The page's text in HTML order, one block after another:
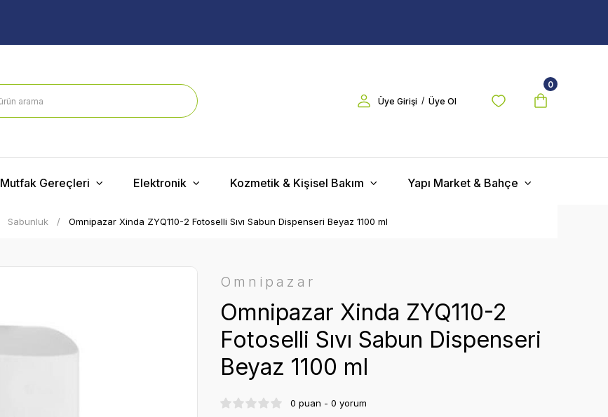
Üye Girişi / Üye Ol
0
Mutfak Gereçleri Elektronik Kozmetik & Kişisel Bakım Yapı Market & Bahçe
Sabunluk Omnipazar Xinda ZYQ110-2 Fotoselli Sıvı Sabun Dispenseri Beyaz 1100 ml
Omnipazar
Omnipazar Xinda ZYQ110-2
Fotoselli Sıvı Sabun Dispenseri
Beyaz 1100 ml
0 puan - 0 yorum